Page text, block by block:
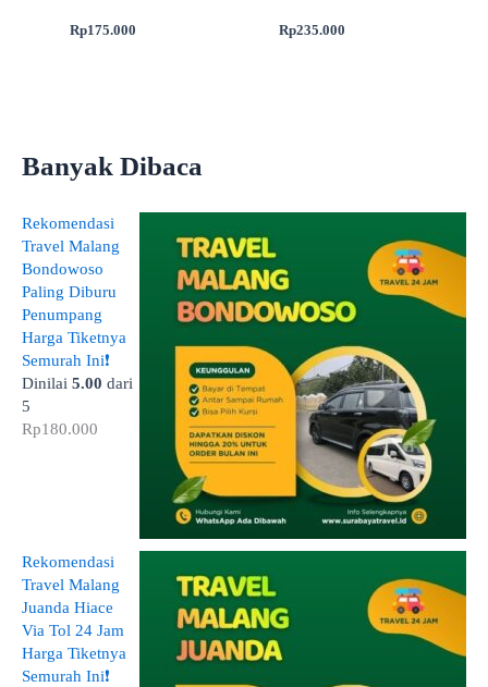
Rp175.000 Rp235.000
Banyak Dibaca
Rekomendasi
Travel Malang
Bondowoso
Paling Diburu
Penumpang
Harga Tiketnya
Semurah Ini❗
Dinilai 5.00 dari
5
Rp180.000
Rekomendasi
Travel Malang
Juanda Hiace
Via Tol 24 Jam
Harga Tiketnya
Semurah Ini❗